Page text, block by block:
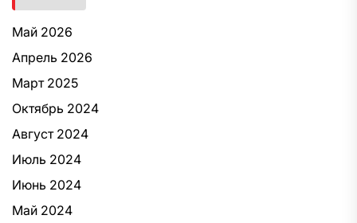
Май 2026
Апрель 2026
Март 2025
Октябрь 2024
Август 2024
Июль 2024
Июнь 2024
Май 2024